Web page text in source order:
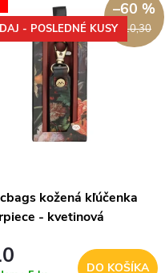
- POSLEDNÉ KUSY€10,30
–60 %
kožená kľúčenka
- kvetinová
DO KOŠÍKA